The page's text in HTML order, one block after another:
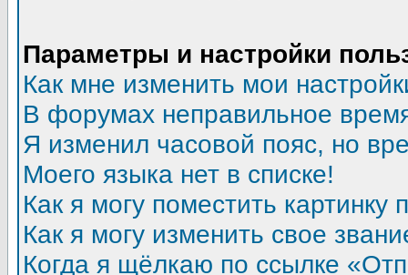
Параметры и настройки
Как мне изменить мои
В форумах неправильное
Я изменил часовой пояс, но
Моего языка нет в списке!
Как я могу поместить
Как я могу изменить свое
Когда я щёлкаю по ссылке